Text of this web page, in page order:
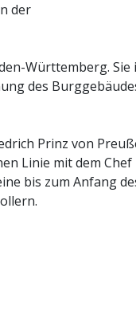
der
Württemberg. Sie
des
Prinz von
Linie mit dem Chef
bis zum Anfang